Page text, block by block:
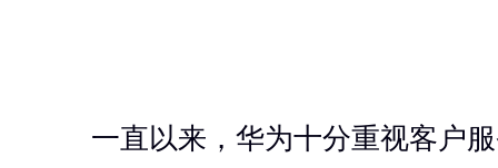
一直以来，华为十分重视客户